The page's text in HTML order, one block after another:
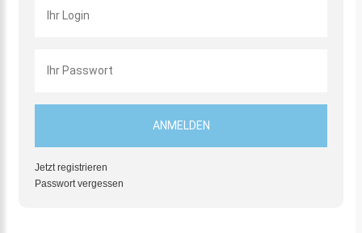
Jetzt registrieren
Passwort vergessen